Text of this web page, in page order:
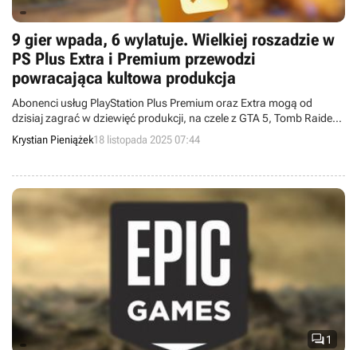
9 gier wpada, 6 wylatuje. Wielkiej roszadzie w
PS Plus Extra i Premium przewodzi
powracająca kultowa produkcja
Abonenci usług PlayStation Plus Premium oraz Extra mogą od
dzisiaj zagrać w dziewięć produkcji, na czele z GTA 5, Tomb Raider:
Anniversary czy The Talos Principle 2. Ponadto z katalogów tych
abonamentów wylatuje 6 pozycji.
Krystian Pieniążek18 listopada 2025 07:44
1